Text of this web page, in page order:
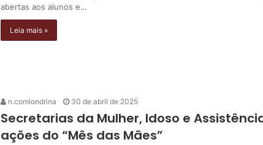
abertas aos alunos e…
Leia mais »
n.comlondrina 30 de abril de 2025
Secretarias da Mulher, Idoso e
ações do “Mês das Mães”